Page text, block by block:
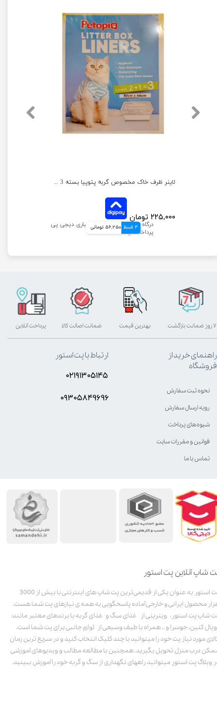
لاینر ظرف خاک مخصوص گربه پتوپیا بسته 3 عددی
۲۲۵,۰۰۰ تومان
4 قسط 56,250 تومانی
شاپ آنلاین پت استور
پت استور به عنوان یکی از قدیمی‌ترین پت شاپ های اینترنتی با بیش از 3000
محصول ایرانی و خارجی آماده پاسخگویی به همه ی نیازهای پت شما هست.
شاپ پت استور، ویترینی از غذای سگ و غذای گربه با برندهای معتبر مانند:
کنین، جوسرا و .. همراه با طیف وسیعی از لوازم جانبی برای پت شما است.
مورد نیاز پت خود را میتوانید با چند کلیک انتخاب کنید و در سریع ترین زمان
درب منزل تحویل بگیرید. همچنین با مطالعه مطالب و ویدیوهای آموزشی
وبلاگ پت استور میتوانید راههای نگهداری از سگ و گربه خود را آموزش ببینید.
بهترین قیمت پرداخت آنلاین ۷ روز ضمانت بازگشت ضمانت اصالت کالا
راهنمای خرید از
فروشگاه
نحوه ثبت سفارش
رویه ارسال سفارش
شیوه‌های پرداخت
قوانین و مقررات سایت
تماس با ما
ارتباط با پت استور
۰۲۱۹۱۳۰۵۱۴۵
۰۹۳۰۵8۴9696